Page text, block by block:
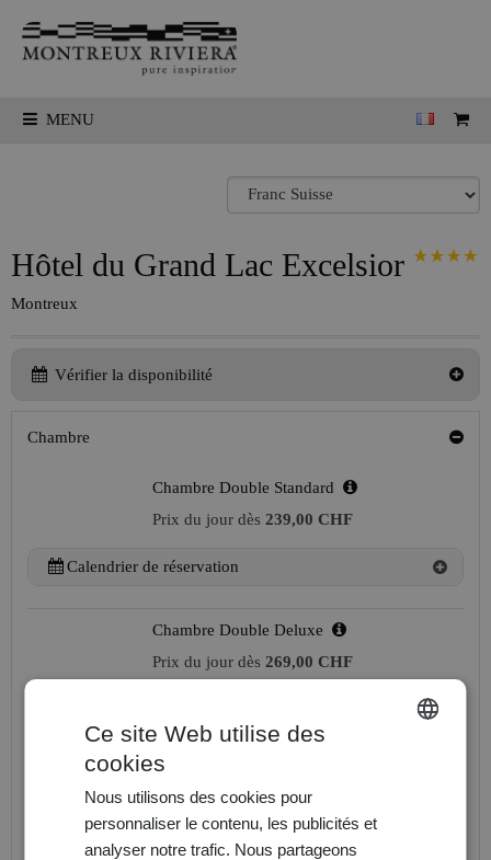
MENU
Hôtel du Grand Lac Excelsior
Montreux
Vérifier la disponibilité
Chambre
Chambre Double Standard
Prix du jour dès 239,00 CHF
Calendrier de réservation
Chambre Double Deluxe
Prix du jour dès 269,00 CHF
Calendrier de réservation
Suite Junior Miami
Prix du jour dès 319,00 CHF
Ce site Web utilise des
cookies
Nous utilisons des cookies pour
personnaliser le contenu, les publicités et
analyser notre trafic. Nous partageons